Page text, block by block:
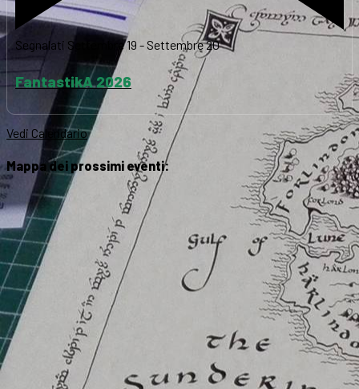
Segnalati Settembre 19 - Settembre 20
FantastikA 2026
Vedi Calendario
Mappa dei prossimi eventi: